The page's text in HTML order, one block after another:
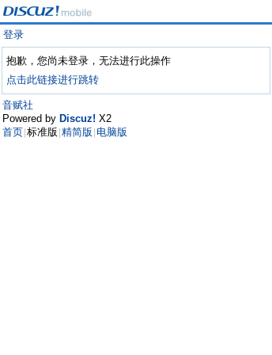
登录
抱歉，您尚未登录，无法进行此操作
点击此链接进行跳转
音赋社
Powered by Discuz! X2
首页 标准版 精简版 电脑版